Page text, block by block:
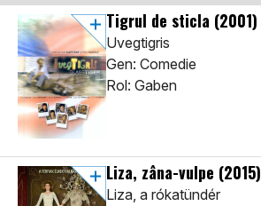
Tigrul de sticla (2001)
Uvegtigris
Gen: Comedie
Rol: Gaben
Liza, zâna-vulpe (2015)
Liza, a rókatündér